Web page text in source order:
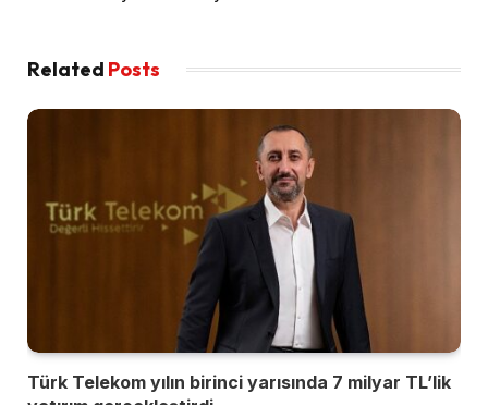
Related Posts
Türk Telekom yılın birinci yarısında 7 milyar TL’lik